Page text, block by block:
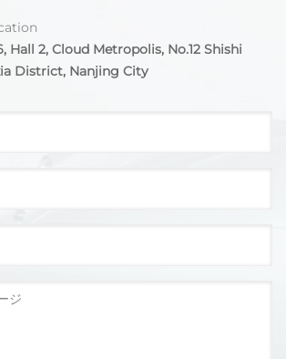
Hall 2, Cloud Metropolis, No.12 Shishi
District, Nanjing City